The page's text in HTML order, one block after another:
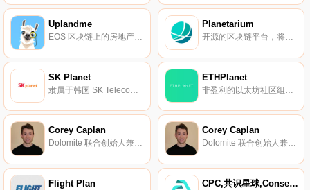
Uplandme
EOS 区块链上的房地产交易游戏。
Planetarium
开源的区块链平台，将区块链技术引入游戏中。
SK Planet ETHPlanet
Corey Caplan
Dolomite 联合创始人兼总裁。
Corey Caplan
Dolomite 联合创始人兼总裁。
Flight Plan CPC,共识星球,Consensus Planet